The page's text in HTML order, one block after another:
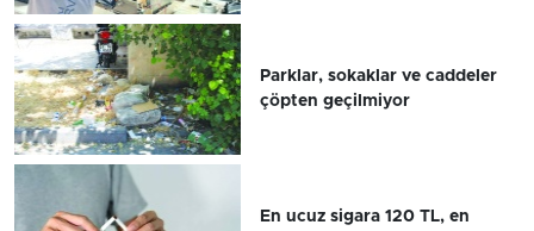
Parklar, sokaklar ve caddeler
çöpten geçilmiyor
En ucuz sigara 120 TL, en